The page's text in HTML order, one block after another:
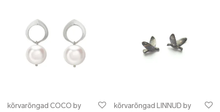
kõrvarõngad COCO by
kõrvarõngad LINNUD by